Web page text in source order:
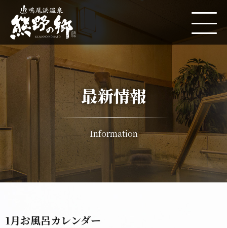
最新情報
Information
1月お風呂カレンダー